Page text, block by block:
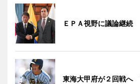
ＥＰＡ視野に議論継続
東海大甲府が２回戦へ